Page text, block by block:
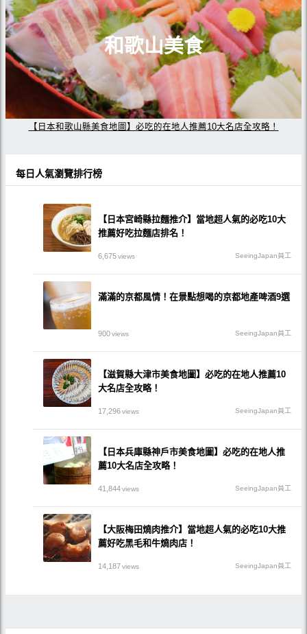
和歌山美食
【日本和歌山縣美食地圖】必吃的在地人推薦10大名店全攻略！
每日人氣瀏覽排行榜
【日本宮崎縣拉麵推介】當地超人氣的必吃10大
推薦好吃拉麵店排名！
6,675views SeeingJapan員工
滿滿的京都風情！在景點想喝的京都地產啤酒9選
900views SeeingJapan員工
【滋賀縣大津市美食地圖】必吃的在地人推薦10
大名店全攻略！
17,296views SeeingJapan員工
【日本兵庫縣神戶市美食地圖】必吃的在地人推
薦10大名店全攻略！
41,844views SeeingJapan員工
【大阪梅田燒肉推介】當地超人氣的必吃10大推
薦好吃黑毛和牛燒肉店！
14,187views SeeingJapan員工